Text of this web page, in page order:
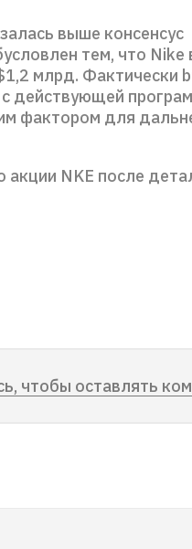
выше консенсус
тем, что Nike
млрд. Фактически
действующей
фактором для
NKE после
чтобы оставлять